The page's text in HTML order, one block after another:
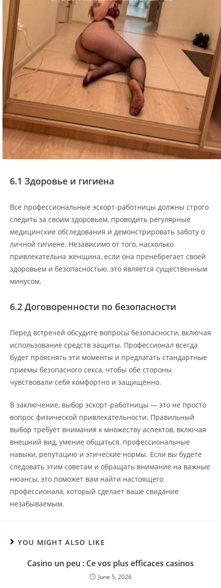
6.1 Здоровье и гигиена
Все профессиональные эскорт-работницы должны строго
следить за своим здоровьем, проводить регулярные
медицинские обследования и демонстрировать заботу о
личной гигиене. Независимо от того, насколько
привлекательна женщина, если она пренебрегает своей
здоровьем и безопасностью, это является существенным
минусом.
6.2 Договоренности по безопасности
Перед встречей обсудите вопросы безопасности, включая
использование средств защиты. Профессионал всегда
будет прояснять эти моменты и предлагать стандартные
приемы безопасного секса, чтобы обе стороны
чувствовали себя комфортно и защищённо.
В заключение, выбор эскорт-работницы — это не просто
вопрос физической привлекательности. Правильный
выбор требует внимания к множеству аспектов, включая
внешний вид, умение общаться, профессиональные
навыки, репутацию и этические нормы. Если вы будете
следовать этим советам и обращать внимание на важные
нюансы, это поможет вам найти настоящего
профессионала, который сделает ваше свидание
незабываемым.
YOU MIGHT ALSO LIKE
Casino un peu : Ce vos plus efficaces casinos
June 5, 2026